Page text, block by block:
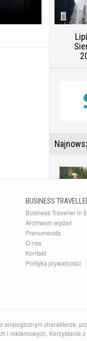
BUSINESS
Business Traveller in
Archiwum wydań
Prenumerata
O nas
Kontakt
Polityka prywatności
analogicznym charakterze,
i reklamowych. Korzystanie